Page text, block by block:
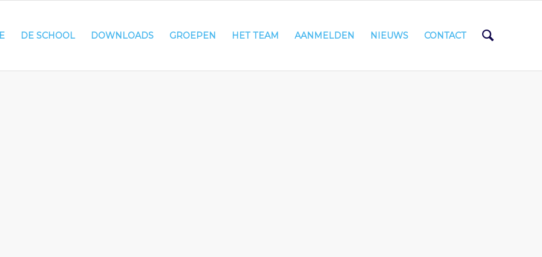
DE SCHOOL DOWNLOADS GROEPEN HET TEAM AANMELDEN NIEUWS CONTACT